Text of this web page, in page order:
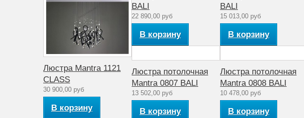
Люстра Mantra 1121
CLASS
30 900,00 руб
В корзину
BALI
22 890,00 руб
В корзину
BALI
15 013,00 руб
В корзину
Люстра потолочная
Mantra 0807 BALI
13 502,00 руб
В корзину
Люстра потолочная
Mantra 0808 BALI
10 478,00 руб
В корзину